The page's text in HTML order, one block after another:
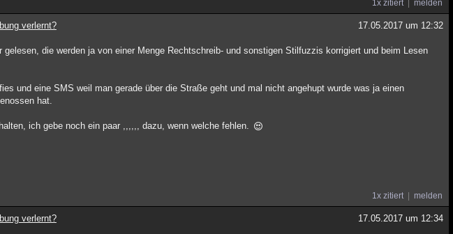
1x zitiert melden
verlernt? 17.05.2017 um 12:32
gelesen, die werden ja von einer Menge Rechtschreib- und sonstigen Stilfuzzis korrigiert und beim Lesen
und eine SMS weil man gerade über die Straße geht und mal nicht angehupt wurde was ja einen
hat.
ich gebe noch ein paar ,,,,,, dazu, wenn welche fehlen.
1x zitiert melden
verlernt? 17.05.2017 um 12:34